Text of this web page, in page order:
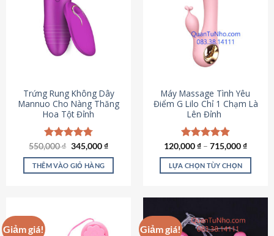
Trứng Rung Không Dây
Mannuo Cho Nàng Thăng
Hoa Tột Đỉnh
Được xếp
hạng4.81
5 sao
550,000₫ Giá
là:
550,000 ₫.
345,000₫Giá
tại
THÊM VÀO GIỎ HÀNG
Máy Massage Tình Yêu
Điểm G Lilo Chỉ 1 Chạm Là
Lên Đỉnh
Được xếp
hạng4.85
5 sao
120,000₫ – 715,000₫
LỰA CHỌN TÙY CHỌN
có
nhiều
Giảm giá! Giảm giá!